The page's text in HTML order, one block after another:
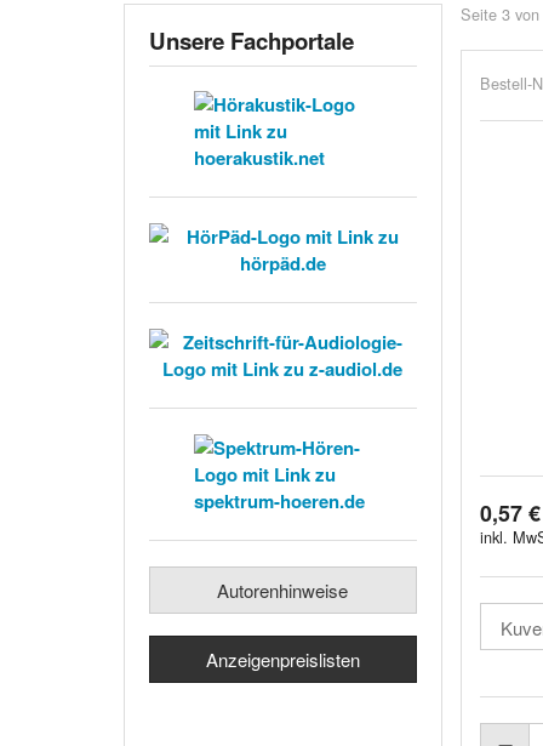
Seite 3 von
Bestell-
0,57 €
inkl.
Unsere Fachportale
Autorenhinweise
Anzeigenpreislisten